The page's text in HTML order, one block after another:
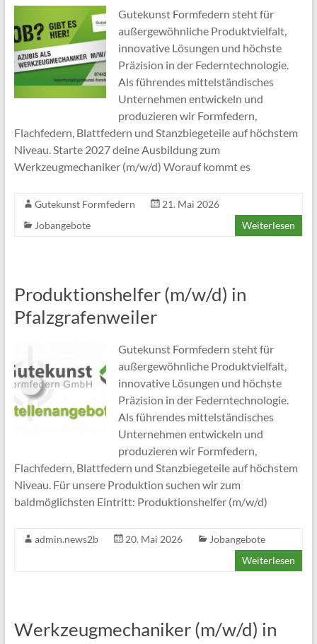
Gutekunst Formfedern steht für
außergewöhnliche Produktvielfalt,
innovative Lösungen und höchste
Präzision in der Federntechnologie.
Als führendes mittelständisches
Unternehmen entwickeln und
produzieren wir Formfedern,
Flachfedern, Blattfedern und Stanzbiegeteile auf höchstem
Niveau. Starte 2027 deine Ausbildung zum
Werkzeugmechaniker (m/w/d) Worauf kommt es
Gutekunst Formfedern
21. Mai 2026
Jobangebote
Weiterlesen
Produktionshelfer (m/w/d) in
Pfalzgrafenweiler
Gutekunst Formfedern steht für
außergewöhnliche Produktvielfalt,
innovative Lösungen und höchste
Präzision in der Federntechnologie.
Als führendes mittelständisches
Unternehmen entwickeln und
produzieren wir Formfedern,
Flachfedern, Blattfedern und Stanzbiegeteile auf höchstem
Niveau. Für unsere Produktion suchen wir zum
baldmöglichsten Eintritt: Produktionshelfer (m/w/d)
admin.news2b 20. Mai 2026
Jobangebote
Weiterlesen
Werkzeugmechaniker (m/w/d) in